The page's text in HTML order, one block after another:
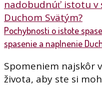
Pochybnosti o istote
spasenie a naplnenie
Spomeniem najskôr
života, aby ste si